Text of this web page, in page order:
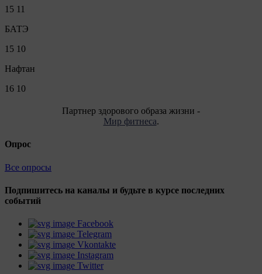
15 11
БАТЭ
15 10
Нафтан
16 10
Партнер здорового образа жизни -
Мир фитнеса.
Опрос
Все опросы
Подпишитесь на каналы и будьте в курсе последних
событий
Facebook
Telegram
Vkontakte
Instagram
Twitter